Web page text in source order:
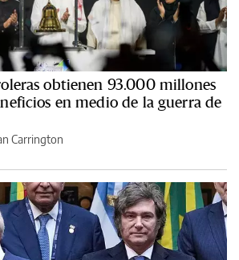
obtienen 93.000 millones
en medio de la guerra de
Carrington